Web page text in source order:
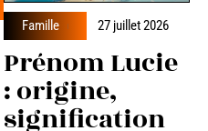
Famille 27 juillet 2026
Prénom Lucie
: origine,
signification